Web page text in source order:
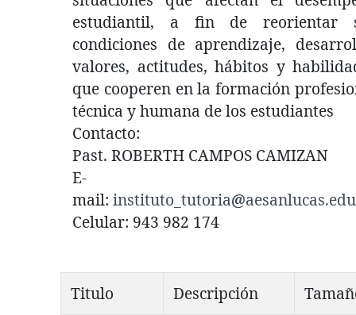
estudiantil, a fin de reorientar
condiciones de aprendizaje,
valores, actitudes, hábitos y
que cooperen en la formación
técnica y humana de los estudiantes
Contacto:
Past. ROBERTH CAMPOS CAMIZAN
E-
mail:instituto_tutoria@
Celular: 943 982 174
Titulo Descripción